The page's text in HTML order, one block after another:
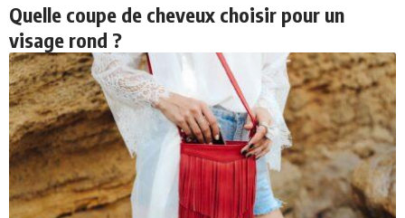
Quelle coupe de cheveux choisir pour un
visage rond ?